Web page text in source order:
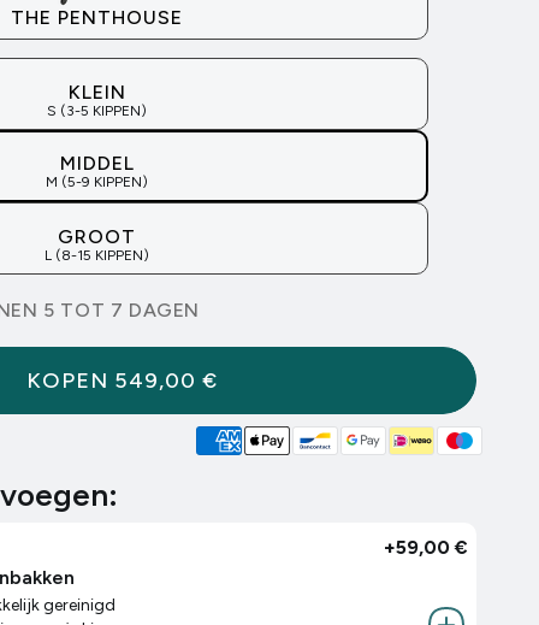
THE PENTHOUSE
KLEIN
S (3-5 KIPPEN)
MIDDEL
M (5-9 KIPPEN)
GROOT
L (8-15 KIPPEN)
5 TOT 7 DAGEN
KOPEN 549,00 €
gereinigd
+59,00 €